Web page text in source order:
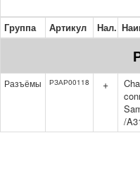
Группа Артикул Нал.
Разъёмы РЗАР00118 +
/